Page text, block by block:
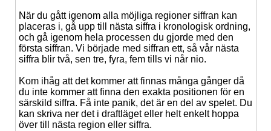
När du gått igenom alla möjliga regioner siffran kan
placeras i, gå upp till nästa siffra i kronologisk ordning,
och gå igenom hela processen du gjorde med den
första siffran. Vi började med siffran ett, så vår nästa
siffra blir två, sen tre, fyra, fem tills vi når nio.
Kom ihåg att det kommer att finnas många gånger då
du inte kommer att finna den exakta positionen för en
särskild siffra. Få inte panik, det är en del av spelet. Du
kan skriva ner det i draftläget eller helt enkelt hoppa
över till nästa region eller siffra.